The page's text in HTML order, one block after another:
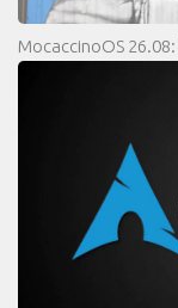
MocaccinoOS